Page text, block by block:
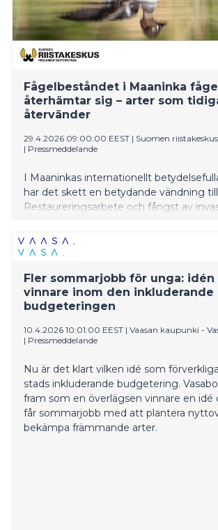
Fågelbeståndet i Maaninka
återhämtar sig – arter som
återvänder
29.4.2026 09:00:00 EEST | Suomen riistakeskus
| Pressmeddelande
I Maaninkas internationellt
har det skett en betydande vändning
Restaureringsarbete och fångst av
attraktiv häckningsplats.
Fler sommarjobb för unga: idén
vinnare inom den inkluderande
budgeteringen
10.4.2026 10:01:00 EEST | Vaasan kaupunki -
| Pressmeddelande
Nu är det klart vilken idé som
stads inkluderande budgetering.
fram som en överlägsen vinnare en
får sommarjobb med att plantera
bekämpa främmande arter.